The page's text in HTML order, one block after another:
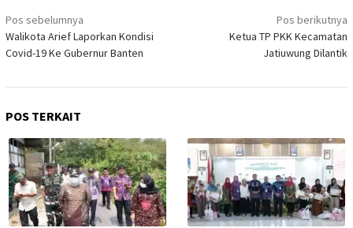
Navigasi
pos
Pos sebelumnya
Walikota Arief Laporkan Kondisi
Covid-19 Ke Gubernur Banten
Pos berikutnya
Ketua TP PKK Kecamatan
Jatiuwung Dilantik
POS TERKAIT